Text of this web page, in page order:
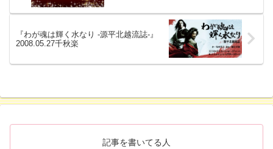
『わが魂は輝く水なり -源平北越流誌-』
2008.05.27千秋楽
記事を書いてる人